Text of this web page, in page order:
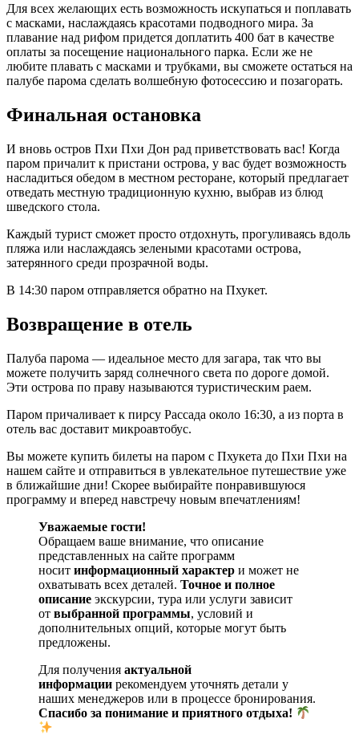
Для всех желающих есть возможность искупаться и поплавать
с масками, наслаждаясь красотами подводного мира. За
плавание над рифом придется доплатить 400 бат в качестве
оплаты за посещение национального парка. Если же не
любите плавать с масками и трубками, вы сможете остаться на
палубе парома сделать волшебную фотосессию и позагорать.
Финальная остановка
И вновь остров Пхи Пхи Дон рад приветствовать вас! Когда
паром причалит к пристани острова, у вас будет возможность
насладиться обедом в местном ресторане, который предлагает
отведать местную традиционную кухню, выбрав из блюд
шведского стола.
Каждый турист сможет просто отдохнуть, прогуливаясь вдоль
пляжа или наслаждаясь зелеными красотами острова,
затерянного среди прозрачной воды.
В 14:30 паром отправляется обратно на Пхукет.
Возвращение в отель
Палуба парома — идеальное место для загара, так что вы
можете получить заряд солнечного света по дороге домой.
Эти острова по праву называются туристическим раем.
Паром причаливает к пирсу Рассада около 16:30, а из порта в
отель вас доставит микроавтобус.
Вы можете купить билеты на паром с Пхукета до Пхи Пхи на
нашем сайте и отправиться в увлекательное путешествие уже
в ближайшие дни! Скорее выбирайте понравившуюся
программу и вперед навстречу новым впечатлениям!
Уважаемые гости!
Обращаем ваше внимание, что описание
представленных на сайте программ
носит информационный характер и может не
охватывать всех деталей. Точное и полное
описание экскурсии, тура или услуги зависит
от выбранной программы, условий и
дополнительных опций, которые могут быть
предложены.
Для получения актуальной
информации рекомендуем уточнять детали у
наших менеджеров или в процессе бронирования.
Спасибо за понимание и приятного отдыха!